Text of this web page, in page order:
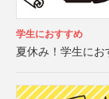
学生におすすめ
夏休み！学生にお